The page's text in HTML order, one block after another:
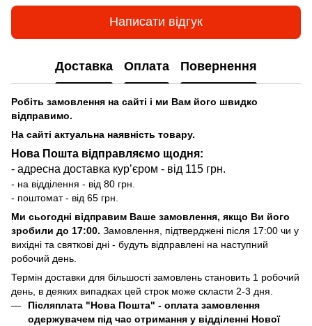
Написати відгук
Доставка Оплата Повернення
Робіть замовлення на сайті і ми Вам його швидко
відправимо.
На сайті актуальна наявність товару.
Нова Пошта відправляємо щодня:
- адресна доставка курʼєром - від 115 грн.
- на відділення - від 80 грн.
- поштомат - від 65 грн.
Ми сьогодні відправим Ваше замовлення, якщо Ви його
зробили до 17:00. Замовлення, підтверджені після 17:00 чи у
вихідні та святкові дні - будуть відправлені на наступний
робочий день.
Термін доставки для більшості замовлень становить 1 робочий
день, в деяких випадках цей строк може скласти 2-3 дня.
Післяплата "Нова Пошта" - оплата замовлення
одержувачем під час отримання у відділенні Нової